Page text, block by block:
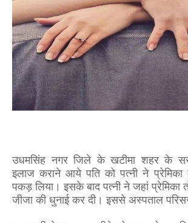
उधमसिंह नगर जिले के खटीमा शहर के
इलाज कराने आये पति को पत्नी ने
पकड़ लिया। इसके बाद पत्नी ने जहां प्रेमिका
जीजा की धुनाई कर दी। इससे अस्पताल परिसर